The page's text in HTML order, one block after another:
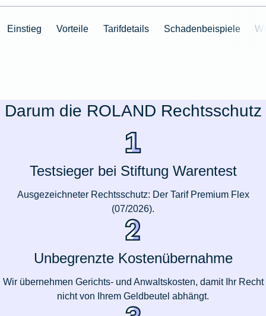
Einstieg Vorteile Tarifdetails Schadenbeispiele
Darum die ROLAND Rechtsschutz
Testsieger bei Stiftung Warentest
Ausgezeichneter Rechtsschutz: Der Tarif Premium Flex
(07/2026).
Unbegrenzte Kostenübernahme
Wir übernehmen Gerichts- und Anwaltskosten, damit Ihr Recht
nicht von Ihrem Geldbeutel abhängt.